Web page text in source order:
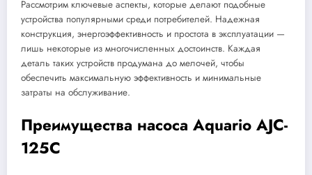
Рассмотрим ключевые аспекты, которые делают подобные
устройства популярными среди потребителей. Надежная
конструкция, энергоэффективность и простота в эксплуатации —
лишь некоторые из многочисленных достоинств. Каждая
деталь таких устройств продумана до мелочей, чтобы
обеспечить максимальную эффективность и минимальные
затраты на обслуживание.
Преимущества насоса Aquario AJC-
125C